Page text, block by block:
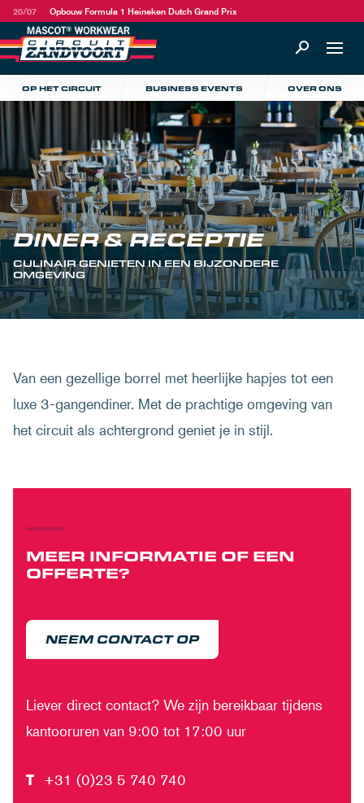
20/07 Opbouw Formula 1 Heineken Dutch Grand Prix
OP HET CIRCUIT BUSINESS EVENTS OVER ONS
DINER & RECEPTIE
CULINAIR GENIETEN IN EEN BIJZONDERE
OMGEVING
Van een gezellige borrel met heerlijke hapjes tot een
luxe 3-gangendiner. Met de prachtige omgeving van
het circuit als achtergrond geniet je in stijl.
MEER INFORMATIE OF EEN
OFFERTE?
NEEM CONTACT OP
Liever direct contact? We zijn bereikbaar tijdens
kantooruren van 9:00 tot 17:00 uur
T +31 (0)23 5 740 740